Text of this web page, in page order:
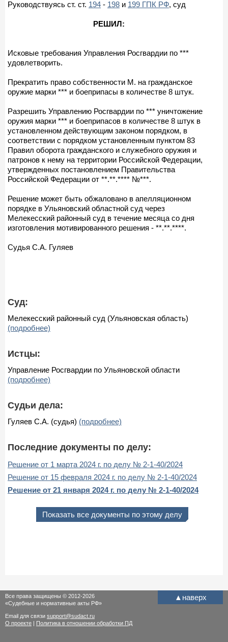
Руководствуясь ст. ст. 194 - 198 и 199 ГПК РФ, суд
РЕШИЛ:
Исковые требования Управления Росгвардии по ***
удовлетворить.
Прекратить право собственности М. на гражданское
оружие марки *** и боеприпасы в количестве 8 штук.
Разрешить Управлению Росгвардии по *** уничтожение
оружия марки *** и боеприпасов в количестве 8 штук в
установленном действующим законом порядком, в
соответствии с порядком установленным пунктом 83
Правил оборота гражданского и служебного оружия и
патронов к нему на территории Российской Федерации,
утвержденных постановлением Правительства
Российской Федерации от **.**.**** №***.
Решение может быть обжаловано в апелляционном
порядке в Ульяновский областной суд через
Мелекесский районный суд в течение месяца со дня
изготовления мотивированного решения - **.**.****.
Судья С.А. Гуляев
Суд:
Мелекесский районный суд (Ульяновская область)
(подробнее)
Истцы:
Управление Росгвардии по Ульяновской области
(подробнее)
Судьи дела:
Гуляев С.А. (судья) (подробнее)
Последние документы по делу:
Решение от 1 марта 2024 г. по делу № 2-1-40/2024
Решение от 15 февраля 2024 г. по делу № 2-1-40/2024
Решение от 21 января 2024 г. по делу № 2-1-40/2024
Показать все документы по этому делу
▲ наверх
Все права защищены © 2012-2026
«Судебные и нормативные акты РФ»
Email для связи support@sudact.ru
О проекте | Политика в отношении обработки ПД